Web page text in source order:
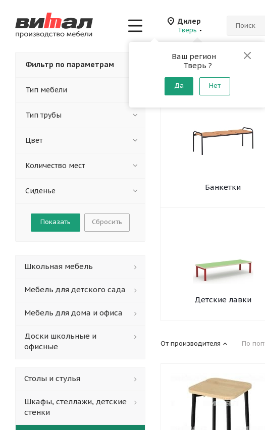
Дилер
Тверь
Ваш регион
Тверь ?
Да Нет
Главная - Каталог Банкетки,
Банкетки,
Банкетки
Детские лавки
От производителя По
Фильтр по параметрам
Тип мебели
Тип трубы
Цвет
Количество мест
Сиденье
Сбросить
Школьная мебель
Мебель для детского сада
Мебель для дома и офиса
Доски школьные и
офисные
Столы и стулья
Шкафы, стеллажи, детские
стенки